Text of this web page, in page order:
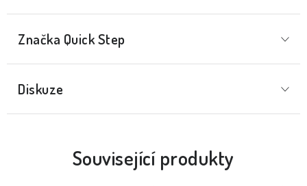
Značka Quick Step
Diskuze
Související produkty